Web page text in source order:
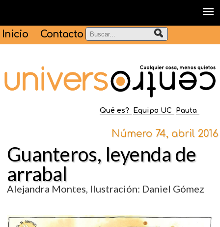
Inicio Contacto
Qué es? Equipo UC Pauta
Número 74, abril 2016
Guanteros, leyenda de
arrabal
Alejandra Montes, Ilustración: Daniel Gómez